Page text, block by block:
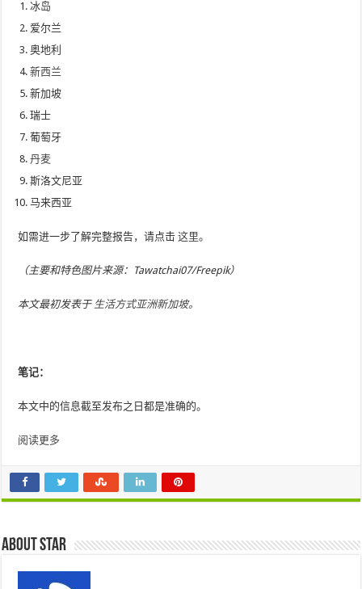
冰岛
爱尔兰
奥地利
新西兰
新加坡
瑞士
葡萄牙
丹麦
斯洛文尼亚
马来西亚
如需进一步了解完整报告，请点击这里。
（主要和特色图片来源：Tawatchai07/Freepik）
本文最初发表于 生活方式亚洲新加坡。
笔记：
本文中的信息截至发布之日都是准确的。
阅读更多
About star